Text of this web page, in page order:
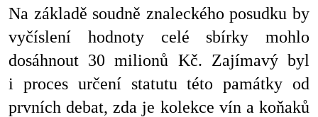
Na základě soudně znaleckého posudku by
vyčíslení hodnoty celé sbírky mohlo
dosáhnout 30 milionů Kč. Zajímavý byl
i proces určení statutu této památky od
prvních debat, zda je kolekce vín a koňaků